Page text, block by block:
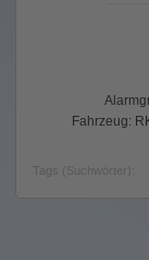
Fahrzeug:
Tags (Suchwörter):